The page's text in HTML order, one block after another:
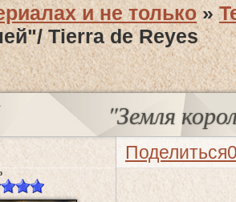
и не только »
Tierra de Reyes
"Земля
Поделиться